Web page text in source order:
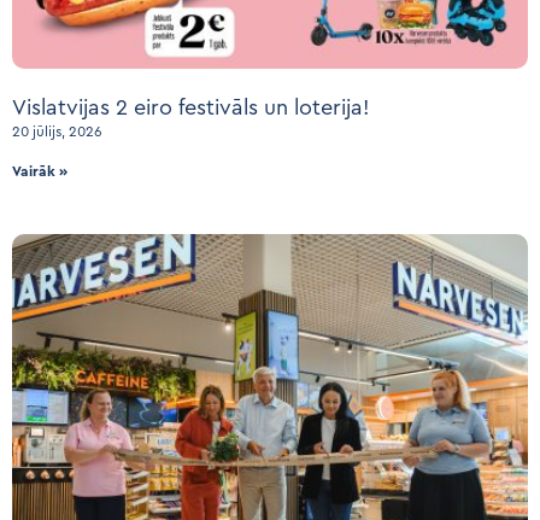
Vislatvijas 2 eiro festivāls un loterija!
20 jūlijs, 2026
Vairāk »